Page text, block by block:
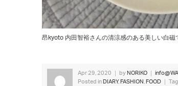
昂kyoto 内田智裕さんの清涼感のある美しい白磁
Apr 29, 2020 ｜ byNORIKO ｜
Posted inDIARY,FASHION,FOOD ｜